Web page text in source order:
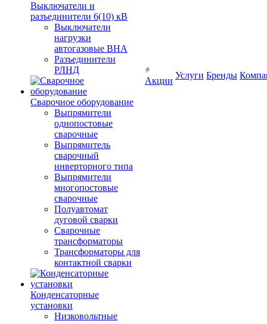
Выключатели и
разъединители 6(10) кВ
Выключатели
нагрузки
автогазовые ВНА
Разъединители
РЛНД
Сварочное оборудование
Выпрямители
однопостовые
сварочные
Выпрямитель
сварочный
инверторного типа
Выпрямители
многопостовые
сварочные
Полуавтомат
дуговой сварки
Сварочные
трансформаторы
Трансформаторы для
контактной сварки
Конденсаторные
установки
Низковольтные
Акции
Услуги Бренды